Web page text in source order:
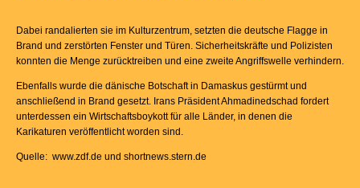
Dabei randalierten sie im Kulturzentrum, setzten die deutsche Flagge in
Brand und zerstörten Fenster und Türen. Sicherheitskräfte und Polizisten
konnten die Menge zurücktreiben und eine zweite Angriffswelle verhindern.
Ebenfalls wurde die dänische Botschaft in Damaskus gestürmt und
anschließend in Brand gesetzt. Irans Präsident Ahmadinedschad fordert
unterdessen ein Wirtschaftsboykott für alle Länder, in denen die
Karikaturen veröffentlicht worden sind.
Quelle: www.zdf.de und shortnews.stern.de